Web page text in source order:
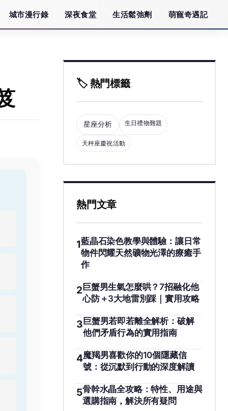
城市漫行錄 深夜食堂 生活鬆弛劑 萌寵奇遇記
🏷️ 熱門標籤
星座分析 生日禮物難題
天秤座慶祝活動
熱門文章
1藍晶石染色教學與體驗：讓日常
物件閃耀天然礦物光澤的療癒手
作
2 巨蟹男生氣怎麼哄？7招融化他
心防＋3大地雷別踩｜實用攻略
3 巨蟹男若即若離全解析：破解
他們矛盾行為的實用指南
4魔羯男喜歡你的10個隱藏信
號：從沉默到行動的深度解讀
5骨幹水晶全攻略：特性、用途與
選購指南，解決所有疑問